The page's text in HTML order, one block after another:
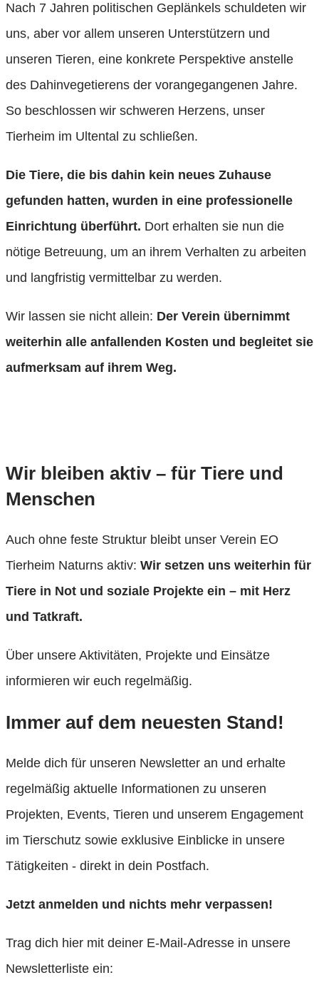
Nach 7 Jahren politischen Geplänkels schuldeten wir
uns, aber vor allem unseren Unterstützern und
unseren Tieren, eine konkrete Perspektive anstelle
des Dahinvegetierens der vorangegangenen Jahre.
So beschlossen wir schweren Herzens, unser
Tierheim im Ultental zu schließen.
Die Tiere, die bis dahin kein neues Zuhause
gefunden hatten, wurden in eine professionelle
Einrichtung überführt. Dort erhalten sie nun die
nötige Betreuung, um an ihrem Verhalten zu arbeiten
und langfristig vermittelbar zu werden.
Wir lassen sie nicht allein: Der Verein übernimmt
weiterhin alle anfallenden Kosten und begleitet sie
aufmerksam auf ihrem Weg.
Wir bleiben aktiv – für Tiere und
Menschen
Auch ohne feste Struktur bleibt unser Verein EO
Tierheim Naturns aktiv: Wir setzen uns weiterhin für
Tiere in Not und soziale Projekte ein – mit Herz
und Tatkraft.
Über unsere Aktivitäten, Projekte und Einsätze
informieren wir euch regelmäßig.
Immer auf dem neuesten Stand!
Melde dich für unseren Newsletter an und erhalte
regelmäßig aktuelle Informationen zu unseren
Projekten, Events, Tieren und unserem Engagement
im Tierschutz sowie exklusive Einblicke in unsere
Tätigkeiten - direkt in dein Postfach.
Jetzt anmelden und nichts mehr verpassen!
Trag dich hier mit deiner E-Mail-Adresse in unsere
Newsletterliste ein: